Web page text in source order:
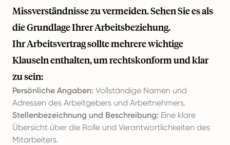
Missverständnisse zu vermeiden. Sehen Sie es als
die Grundlage Ihrer Arbeitsbeziehung.
Ihr Arbeitsvertrag sollte mehrere wichtige
Klauseln enthalten, um rechtskonform und klar
zu sein:
Persönliche Angaben: Vollständige Namen und
Adressen des Arbeitgebers und Arbeitnehmers.
Stellenbezeichnung und Beschreibung: Eine klare
Übersicht über die Rolle und Verantwortlichkeiten des
Mitarbeiters.